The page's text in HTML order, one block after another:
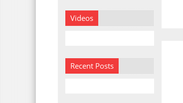
Videos
Recent Posts